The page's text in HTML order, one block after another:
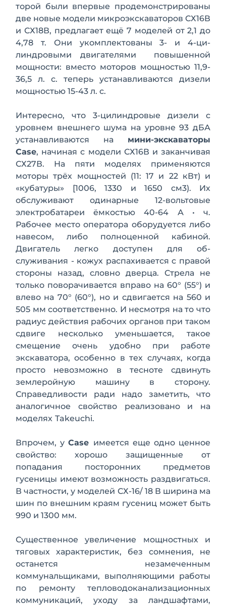
торой были впервые продемонстриро­ваны
две новые модели микроэкскава­торов СХ16В
и СХ18В, предлагает ещё 7 моделей от 2,1 до
4,78 т. Они укомплектованы 3- и 4-ци­
линдровыми двигателями по­вышенной
мощности: вместо моторов мощностью 11,9-
36,5 л. с. теперь устанавливаются ди­зели
мощностью 15-43 л. с.
Интересно, что 3-цилинд­ровые дизели с
уровнем внешнего шума на уровне 93 дБА
устанавливаются на ми­ни-экскаваторы
Case, начи­ная с модели СХ16В и закан­чивая
СХ27В. На пяти моде­лях применяются
моторы трёх мощностей (11: 17 и 22 кВт) и
«кубатуры» [1006, 1330 и 1650 см3). Их
обслуживают одинарные 12-вольтовые
электробатареи ёмкостью 40-64 А • ч.
Рабочее место оператора оборудуется либо
навесом, либо полноценной каби­ной.
Двигатель легко доступен для об­
служивания - кожух распахивается с правой
стороны назад, словно дверца. Стрела не
только поворачивается вправо на 60° (55°) и
влево на 70° (60°), но и сдвигается на 560 и
505 мм соответственно. И несмотря на то что
радиус действия рабочих органов при таком
сдвиге несколько уменьша­ется, такое
смещение очень удобно при работе
экскаватора, особенно в тех случаях, когда
просто невозможно в тесноте сдвинуть
землеройную машину в сторону.
Справедливости ради надо заметить, что
аналогичное свойство реализовано и на
моделях Takeuchi.
Впрочем, уCase имеется еще одно ценное
свойство: хорошо защищенные от
попадания посторонних предметов
гусеницы имеют возможность раздвигаться.
В частности, у моделей СХ-16/ 18 В ширина ма
шин по внешним краям гусениц может быть
990 и 1300 мм.
Существенное увеличение мощностных и
тяговых характеристик, без со­мнения, не
останется незамеченным
коммунальщиками, выполняющими ра­боты
по ремонту тепловодоканализационных
коммуникаций, уходу за ланд­шафтами,